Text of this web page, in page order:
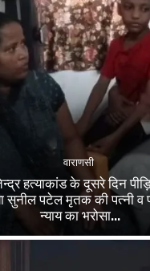
वाराणसी
हत्याकांड के दूसरे दिन
सुनील पटेल मृतक की पत्नी व
न्याय का भरोसा...